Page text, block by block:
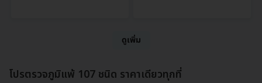
ดูเพิ่ม
โปรตรวจภูมิแพ้ 107 ชนิด ราคาเดียวทุกที่